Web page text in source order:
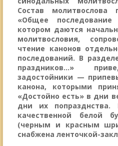
Состав молитвослова
«Общее
котором даются
молитвословия,
чтение канонов
последований. В
праздников…»
задостойники —
канона, которыми
«Достойно есть» в дни
дни их попразднства.
качественной белой
(черным и красным
снабжена ленточкой-